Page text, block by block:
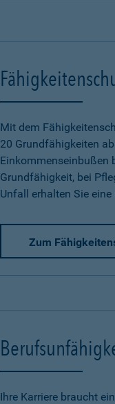
Mit dem
20 Grundfähigkeiten
Einkommenseinbußen
Grundfähigkeit, bei
Unfall erhalten Sie eine
Zum
Ihre Karriere braucht